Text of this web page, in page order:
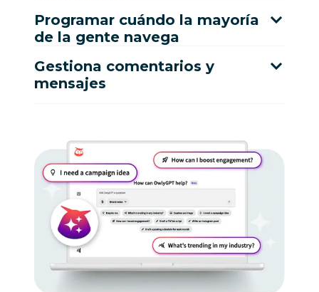
Programar cuándo la mayoría
de la gente navega
Gestiona comentarios y
mensajes